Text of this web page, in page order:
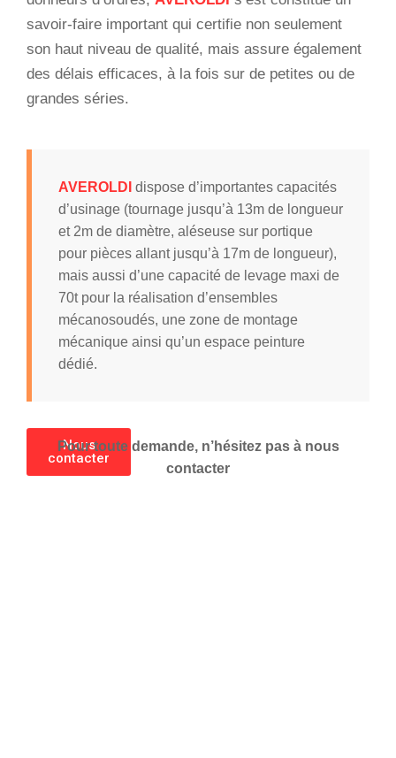
savoir-faire important qui certifie non seulement
son haut niveau de qualité, mais assure également
des délais efficaces, à la fois sur de petites ou de
grandes séries.
AVEROLDI dispose d’importantes capacités
d’usinage (tournage jusqu’à 13m de longueur
et 2m de diamètre, aléseuse sur portique
pour pièces allant jusqu’à 17m de longueur),
mais aussi d’une capacité de levage maxi de
70t pour la réalisation d’ensembles
mécanosoudés, une zone de montage
mécanique ainsi qu’un espace peinture
dédié.
Nous
contacter
Pour toute demande, n’hésitez pas à nous
contacter